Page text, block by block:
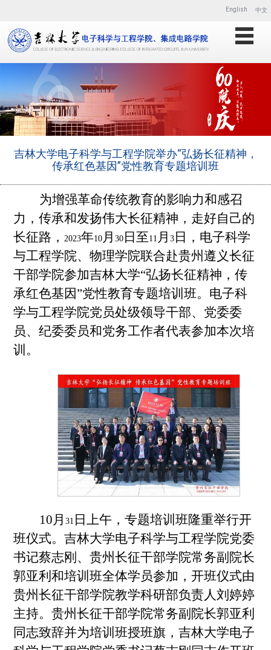
English 中文
吉林大学电子科学与工程学院举办“弘扬长征精神，
传承红色基因”党性教育专题培训班
为增强革命传统教育的影响力和感召
力，传承和发扬伟大长征精神，走好自己的
长征路，2023年10 月30 日至11 月3 日，电子科学
与工程学院、物理学院联合赴贵州遵义长征
干部学院参加吉林大学“弘扬长征精神，传
承红色基因”党性教育专题培训班。电子科
学与工程学院党员处级领导干部、党委委
员、纪委委员和党务工作者代表参加本次培
训。
10 月31 日上午，专题培训班隆重举行开
班仪式。吉林大学电子科学与工程学院党委
书记蔡志刚、贵州长征干部学院常务副院长
郭亚利和培训班全体学员参加，开班仪式由
贵州长征干部学院教学科研部负责人刘婷婷
主持。贵州长征干部学院常务副院长郭亚利
同志致辞并为培训班授班旗，吉林大学电子